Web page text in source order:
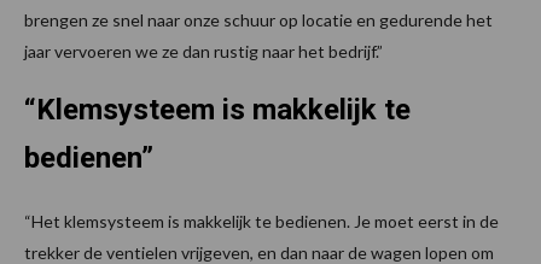
brengen ze snel naar onze schuur op locatie en gedurende het
jaar vervoeren we ze dan rustig naar het bedrijf.”
“Klemsysteem is makkelijk te
bedienen”
“Het klemsysteem is makkelijk te bedienen. Je moet eerst in de
trekker de ventielen vrijgeven, en dan naar de wagen lopen om